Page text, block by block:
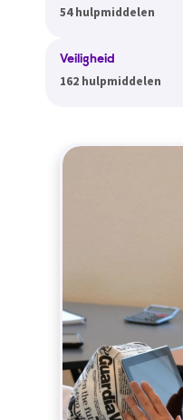
54 hulpmiddelen
Veiligheid
162 hulpmiddelen